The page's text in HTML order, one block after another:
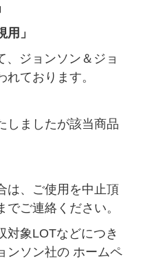
」
、ジョンソン＆ジョ
ております。
しましたが該当商品
は、ご使用を中止頂
ご連絡ください。
対象LOTなどにつき
ンソン社の ホームペ